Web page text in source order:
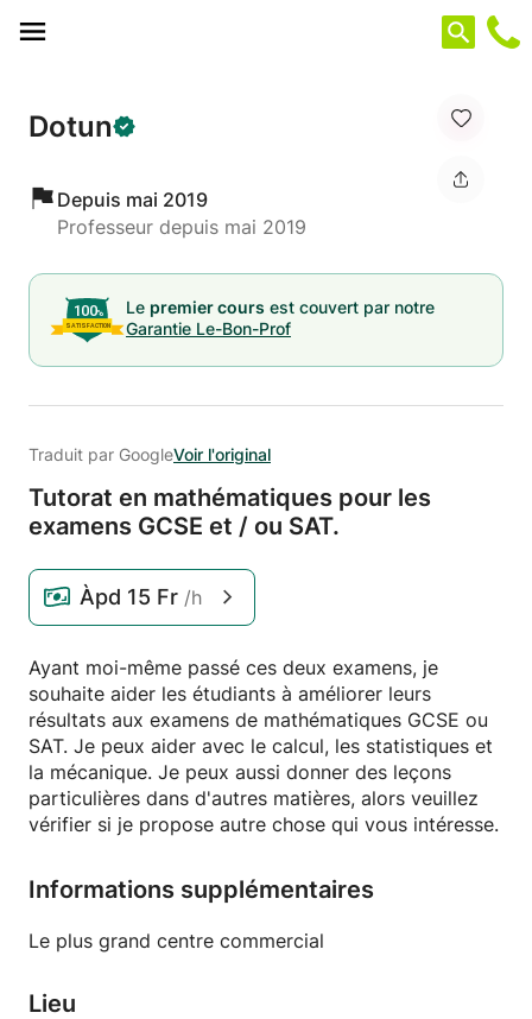
Dotun
Depuis mai 2019
Professeur depuis mai 2019
Le premier cours est couvert par notre
Garantie Le-Bon-Prof
Traduit par GoogleVoir l'original
Tutorat en mathématiques pour les
examens GCSE et / ou SAT.
Àpd 15 Fr /h
Ayant moi-même passé ces deux examens, je
souhaite aider les étudiants à améliorer leurs
résultats aux examens de mathématiques GCSE ou
SAT. Je peux aider avec le calcul, les statistiques et
la mécanique. Je peux aussi donner des leçons
particulières dans d'autres matières, alors veuillez
vérifier si je propose autre chose qui vous intéresse.
Informations supplémentaires
Le plus grand centre commercial
Lieu